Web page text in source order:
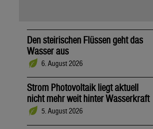
Den steirischen Flüssen geht das
Wasser aus
6. August 2026
Strom Photovoltaik liegt aktuell
nicht mehr weit hinter Wasserkraft
5. August 2026